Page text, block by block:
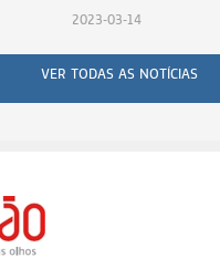
2023-03-14
VER TODAS AS NOTÍCIAS